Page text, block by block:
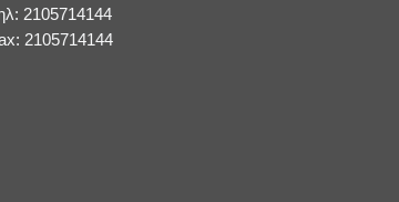
2105714144
2105714144